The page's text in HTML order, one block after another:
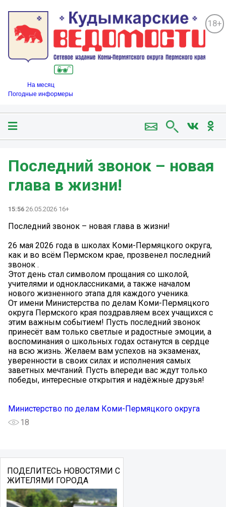
18+
На месяц
Погодные информеры
Последний звонок – новая
глава в жизни!
15:56 26.05.2026 16+
Последний звонок – новая глава в жизни!
26 мая 2026 года в школах Коми-Пермяцкого округа,
как и во всём Пермском крае, прозвенел последний
звонок .
Этот день стал символом прощания со школой,
учителями и одноклассниками, а также началом
нового жизненного этапа для каждого ученика.
От имени Министерства по делам Коми-Пермяцкого
округа Пермского края поздравляем всех учащихся с
этим важным событием! Пусть последний звонок
принесёт вам только светлые и радостные эмоции, а
воспоминания о школьных годах останутся в сердце
на всю жизнь. Желаем вам успехов на экзаменах,
уверенности в своих силах и исполнения самых
заветных мечтаний. Пусть впереди вас ждут только
победы, интересные открытия и надёжные друзья!
Министерство по делам Коми-Пермяцкого округа
18
ПОДЕЛИТЕСЬ НОВОСТЯМИ С
ЖИТЕЛЯМИ ГОРОДА